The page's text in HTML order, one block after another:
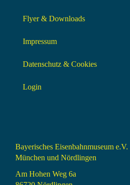
Flyer & Downloads
Impressum
Datenschutz & Cookies
Login
Bayerisches Eisenbahnmuseum e.V.
München und Nördlingen
Am Hohen Weg 6a